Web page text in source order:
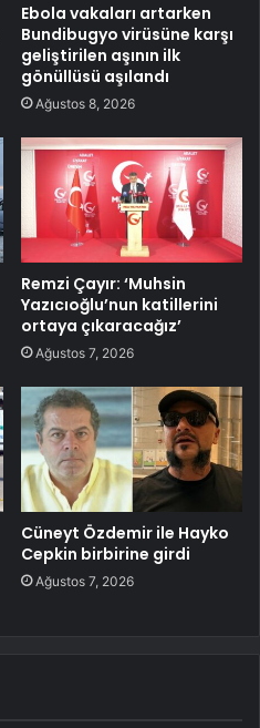
Ebola vakaları artarken
Bundibugyo virüsüne karşı
geliştirilen aşının ilk
gönüllüsü aşılandı
Ağustos 8, 2026
Remzi Çayır: ‘Muhsin
Yazıcıoğlu’nun katillerini
ortaya çıkaracağız’
Ağustos 7, 2026
Cüneyt Özdemir ile Hayko
Cepkin birbirine girdi
Ağustos 7, 2026